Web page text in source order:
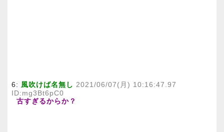
6: 風吹けば名無し 2021/06/07(月) 10:16:47.97
ID:mg3Bt6pC0
古すぎるからか？